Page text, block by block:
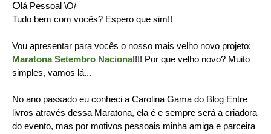
Olá Pessoal \O/
Tudo bem com vocês? Espero que sim!!
Vou apresentar para vocês o nosso mais velho novo projeto:
Maratona Setembro Nacional!!! Por que velho novo? Muito
simples, vamos lá...
No ano passado eu conheci a Carolina Gama do Blog Entre
livros através dessa Maratona, ela é e sempre será a criadora
do evento, mas por motivos pessoais minha amiga e parceira